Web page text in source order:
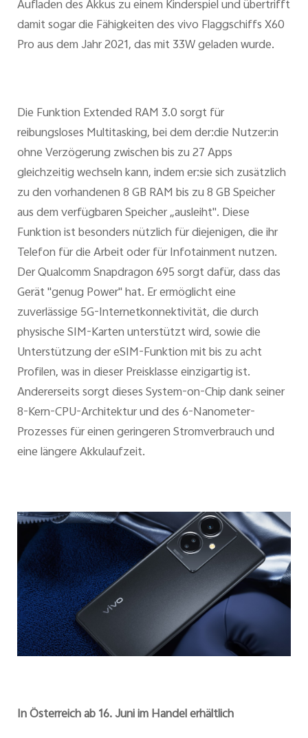
Aufladen des Akkus zu einem Kinderspiel und übertrifft
damit sogar die Fähigkeiten des vivo Flaggschiffs X60
Pro aus dem Jahr 2021, das mit 33W geladen wurde.
Die Funktion Extended RAM 3.0 sorgt für
reibungsloses Multitasking, bei dem der:die Nutzer:in
ohne Verzögerung zwischen bis zu 27 Apps
gleichzeitig wechseln kann, indem er:sie sich zusätzlich
zu den vorhandenen 8 GB RAM bis zu 8 GB Speicher
aus dem verfügbaren Speicher „ausleiht". Diese
Funktion ist besonders nützlich für diejenigen, die ihr
Telefon für die Arbeit oder für Infotainment nutzen.
Der Qualcomm Snapdragon 695 sorgt dafür, dass das
Gerät "genug Power" hat. Er ermöglicht eine
zuverlässige 5G-Internetkonnektivität, die durch
physische SIM-Karten unterstützt wird, sowie die
Unterstützung der eSIM-Funktion mit bis zu acht
Profilen, was in dieser Preisklasse einzigartig ist.
Andererseits sorgt dieses System-on-Chip dank seiner
8-Kern-CPU-Architektur und des 6-Nanometer-
Prozesses für einen geringeren Stromverbrauch und
eine längere Akkulaufzeit.
In Österreich ab 16. Juni im Handel erhältlich